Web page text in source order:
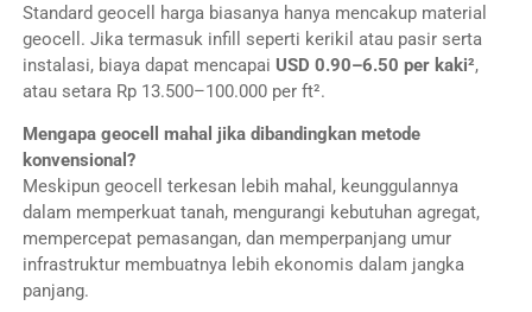
Standard geocell harga biasanya hanya mencakup material
geocell. Jika termasuk infill seperti kerikil atau pasir serta
instalasi, biaya dapat mencapai USD 0.90–6.50 per kaki²,
atau setara Rp 13.500–100.000 per ft².
Mengapa geocell mahal jika dibandingkan metode
konvensional?
Meskipun geocell terkesan lebih mahal, keunggulannya
dalam memperkuat tanah, mengurangi kebutuhan agregat,
mempercepat pemasangan, dan memperpanjang umur
infrastruktur membuatnya lebih ekonomis dalam jangka
panjang.